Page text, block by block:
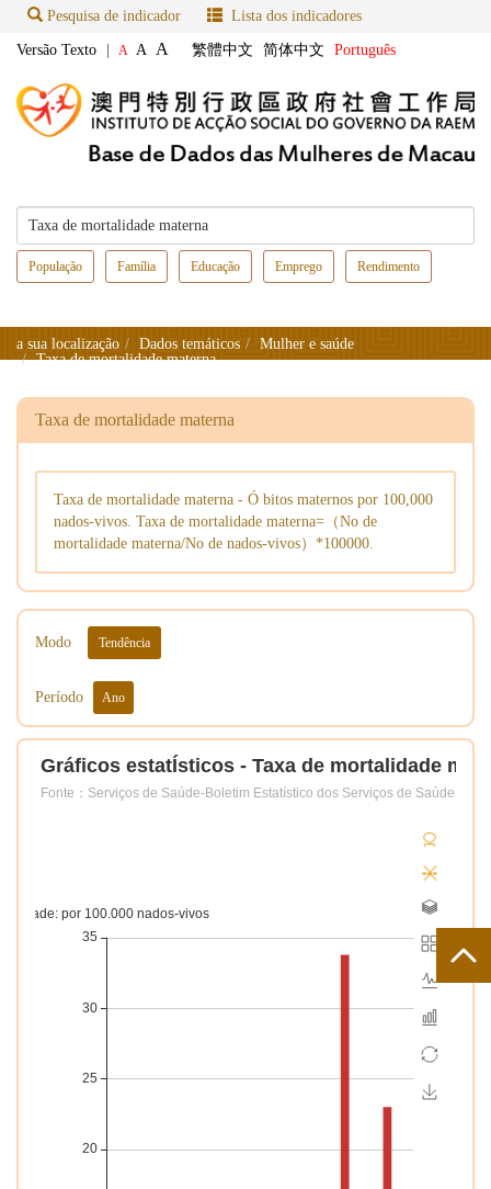
Pesquisa de indicador Lista dos indicadores
Versão Texto A A A 繁體中文 简体中文 Português
População Família Educação Emprego Rendimento
a sua localização Dados temáticos
Mulher e saúde
Taxa de mortalidade materna
Taxa de mortalidade materna
Taxa de mortalidade materna - Ó bitos maternos por 100,000
nados-vivos. Taxa de mortalidade materna=（No de
mortalidade materna/No de nados-vivos）*100000.
Modo Tendência
Período Ano